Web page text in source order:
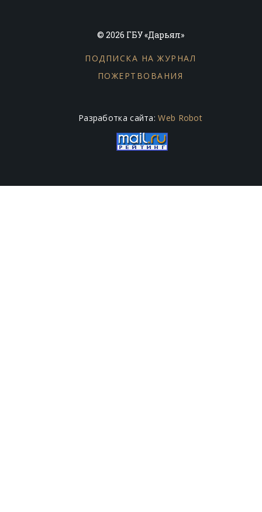
© 2026 ГБУ «Дарьял»
ПОДПИСКА НА ЖУРНАЛ
ПОЖЕРТВОВАНИЯ
Разработка сайта:Web Robot